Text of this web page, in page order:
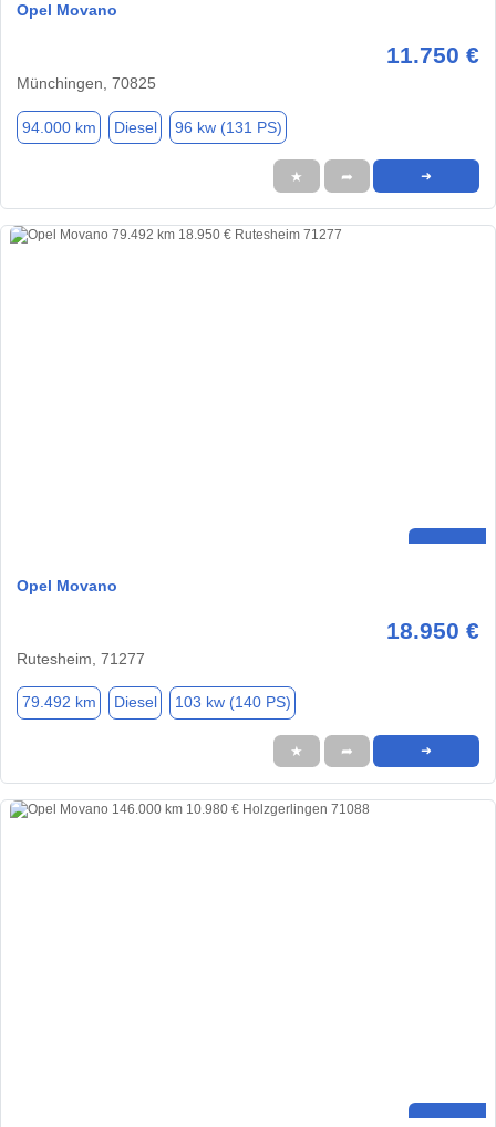
Opel Movano
11.750 €
Münchingen, 70825
94.000 km Diesel 96 kw (131 PS)
★ ➦ ➜
Opel Movano
18.950 €
Rutesheim, 71277
79.492 km Diesel 103 kw (140 PS)
★ ➦ ➜